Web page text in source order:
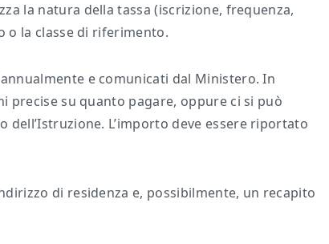
la natura della tassa (iscrizione, frequenza,
o la classe di riferimento.
e comunicati dal Ministero. In
precise su quanto pagare, oppure ci si può
L’importo deve essere riportato
di residenza e, possibilmente, un recapito